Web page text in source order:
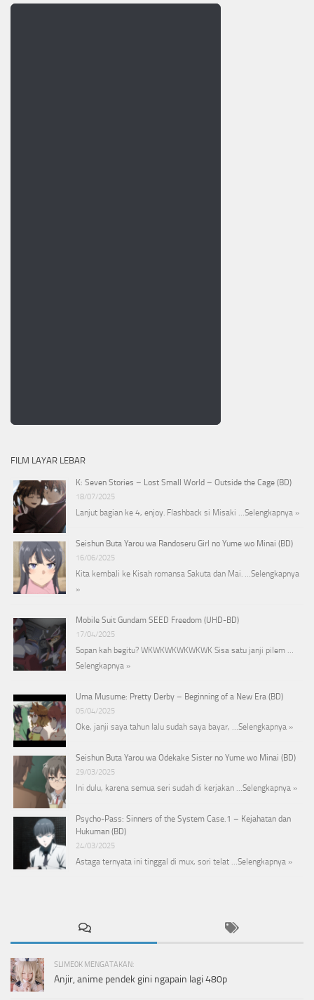
FILM LAYAR LEBAR
K: Seven Stories – Lost Small World – Outside the Cage (BD)
18/07/2025
Lanjut bagian ke 4, enjoy. Flashback si Misaki …Selengkapnya »
Seishun Buta Yarou wa Randoseru Girl no Yume wo Minai (BD)
16/06/2025
Kita kembali ke Kisah romansa Sakuta dan Mai. …Selengkapnya
»
Mobile Suit Gundam SEED Freedom (UHD-BD)
17/04/2025
Sopan kah begitu? WKWKWKWKWKWK Sisa satu janji pilem …
Selengkapnya »
Uma Musume: Pretty Derby – Beginning of a New Era (BD)
05/04/2025
Oke, janji saya tahun lalu sudah saya bayar, …Selengkapnya »
Seishun Buta Yarou wa Odekake Sister no Yume wo Minai (BD)
29/03/2025
Ini dulu, karena semua seri sudah di kerjakan …Selengkapnya »
Psycho-Pass: Sinners of the System Case.1 – Kejahatan dan
Hukuman (BD)
24/03/2025
Astaga ternyata ini tinggal di mux, sori telat …Selengkapnya »
SLIME0K MENGATAKAN:
Anjir, anime pendek gini ngapain lagi 480p